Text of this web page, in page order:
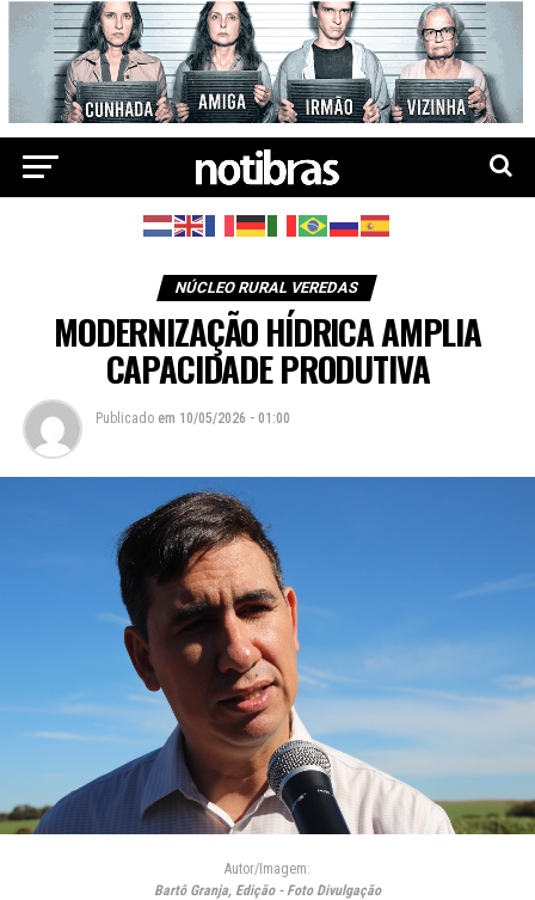
NÚCLEO RURAL VEREDAS
MODERNIZAÇÃO HÍDRICA AMPLIA
CAPACIDADE PRODUTIVA
Publicado em 10/05/2026 - 01:00
Autor/Imagem:
Bartô Granja, Edição - Foto Divulgação